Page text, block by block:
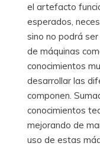
el artefacto
esperados,
sino no podrá
de máquinas
conocimientos
desarrollar las
componen.
conocimientos
mejorando de
uso de estas